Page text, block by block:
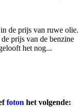
de prijs van ruwe olie.
prijs van de benzine
het nog...
foton het volgende: